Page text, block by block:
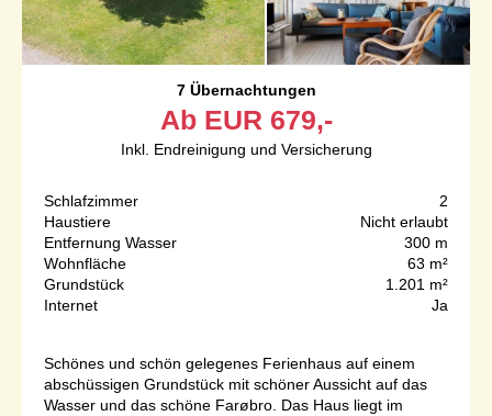
7 Übernachtungen
Ab EUR 679,-
Inkl. Endreinigung und Versicherung
Schlafzimmer
2
Haustiere
Nicht erlaubt
Entfernung Wasser
300 m
Wohnfläche
63 m²
Grundstück
1.201 m²
Internet
Ja
Schönes und schön gelegenes Ferienhaus auf einem
abschüssigen Grundstück mit schöner Aussicht auf das
Wasser und das schöne Farøbro. Das Haus liegt im